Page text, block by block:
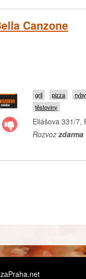
Canzone
gril pizza ryby
těstoviny
Eliášova 331/7,
Rozvoz zdarma